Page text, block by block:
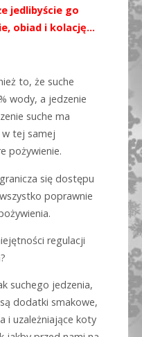
jedlibyście go
obiad i kolację…
to, że suche
wody, a jedzenie
suche ma
w tej samej
pożywienie.
się dostępu
poprawnie
regulacji
suchego jedzenia,
dodatki smakowe,
i uzależniające koty